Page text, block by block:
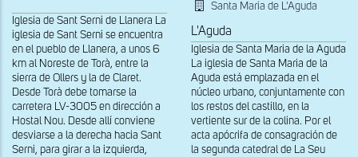
Iglesia de Sant Serni de Llanera La
iglesia de Sant Serni se encuentra
en el pueblo de Llanera, a unos 6
km al Noreste de Torà, entre la
sierra de Ollers y la de Claret.
Desde Torà debe tomarse la
carretera LV-3005 en dirección a
Hostal Nou. Desde allí conviene
desviarse a la derecha hacia Sant
Serni, para girar a la izquierda,
Santa Maria de L'Aguda
L'Aguda
Iglesia de Santa Maria de la Aguda
La iglesia de Santa Maria de la
Aguda está emplazada en el
núcleo urbano, conjuntamente con
los restos del castillo, en la
vertiente sur de la colina. Por el
acta apócrifa de consagración de
la segunda catedral de La Seu